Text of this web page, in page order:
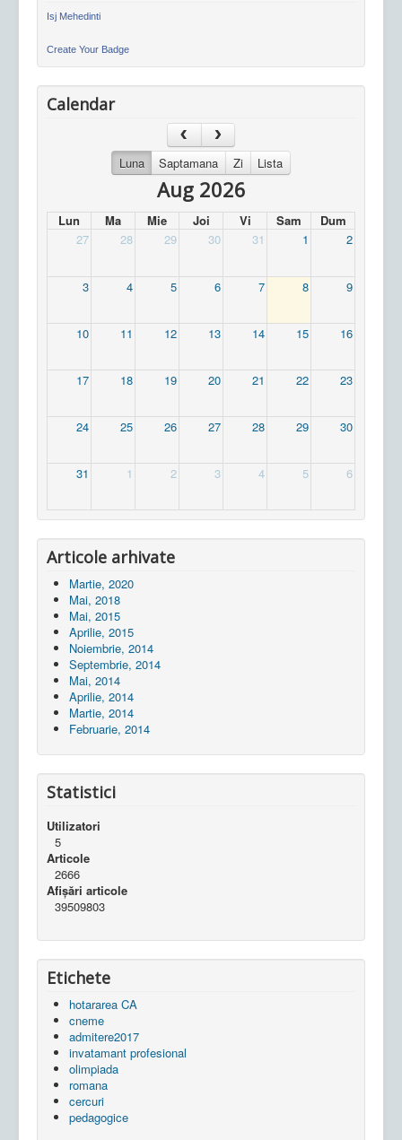
Isj Mehedinti
Create Your Badge
Calendar
Luna Saptamana Zi Lista
Aug 2026
Lun Ma Mie Joi Vi Sam
Dum
27
28 29 30 31 1 2
3 4 5 6 7 8 9
10 11 12 13 14 15 16
17 18 19 20 21 22 23
24 25 26 27 28 29 30
31 1 2 3 4 5 6
Articole arhivate
Martie, 2020
Mai, 2018
Mai, 2015
Aprilie, 2015
Noiembrie, 2014
Septembrie, 2014
Mai, 2014
Aprilie, 2014
Martie, 2014
Februarie, 2014
Statistici
Utilizatori
5
Articole
2666
Afișări articole
39509803
Etichete
hotararea CA
cneme
admitere2017
invatamant profesional
olimpiada
romana
cercuri
pedagogice